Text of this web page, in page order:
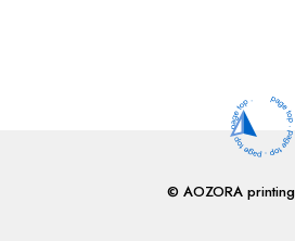
© AOZORA printing